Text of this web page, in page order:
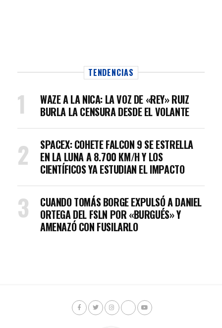
TENDENCIAS
WAZE A LA NICA: LA VOZ DE «REY» RUIZ
BURLA LA CENSURA DESDE EL VOLANTE
SPACEX: COHETE FALCON 9 SE ESTRELLA
EN LA LUNA A 8.700 KM/H Y LOS
CIENTÍFICOS YA ESTUDIAN EL IMPACTO
CUANDO TOMÁS BORGE EXPULSÓ A DANIEL
ORTEGA DEL FSLN POR «BURGUÉS» Y
AMENAZÓ CON FUSILARLO